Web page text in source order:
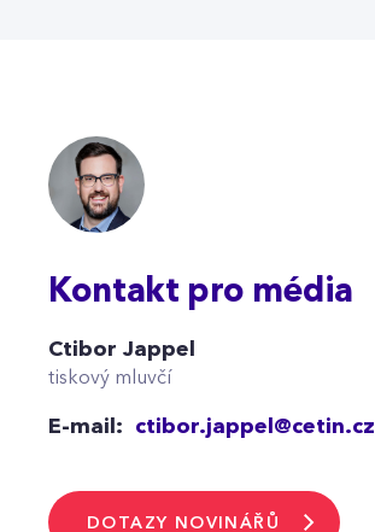
Kontakt pro média
Ctibor Jappel
tiskový mluvčí
E-mail: ctibor.jappel@cetin.cz
DOTAZY NOVINÁŘŮ